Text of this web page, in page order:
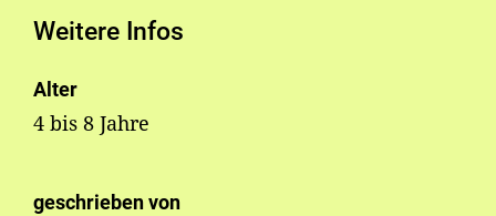
Weitere Infos
Alter
4 bis 8 Jahre
geschrieben von